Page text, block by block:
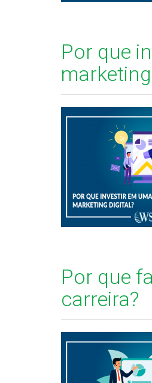
Por que
Por que
carreira?